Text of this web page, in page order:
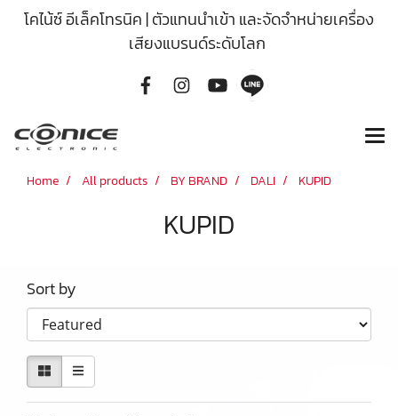
โคไน้ซ์ อีเล็คโทรนิค | ตัวแทนนำเข้า และจัดจำหน่ายเครื่อง
เสียงแบรนด์ระดับโลก
Home All products BY BRAND DALI KUPID
KUPID
Sort by